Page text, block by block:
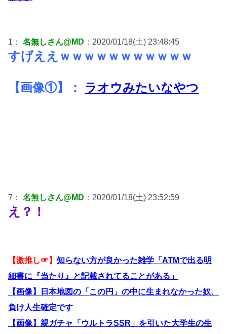
1： 名無しさん@MD ：2020/01/18(土) 23:48:45
すげええｗｗｗｗｗｗｗｗｗｗｗ
【画像①】： ラオウみたいなやつ
7： 名無しさん@MD ：2020/01/18(土) 23:52:59
え？！
【激推し☞】 知らない方が良かった雑学「ATMで出る明
細書に『当たり』と記載されてることがある」
【画像】日本地図の「この円」の中に生まれなかった奴、
負け人生確定です
【画像】親ガチャ「ウルトラSSR」を引いた大学生の生